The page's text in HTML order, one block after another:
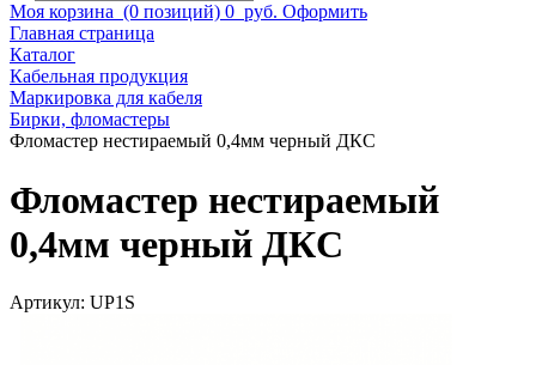
Моя корзина (0 позиций) 0 руб. Оформить
Главная страница
Каталог
Кабельная продукция
Маркировка для кабеля
Бирки, фломастеры
Фломастер нестираемый 0,4мм черный ДКC
Фломастер нестираемый
0,4мм черный ДКC
Артикул: UP1S